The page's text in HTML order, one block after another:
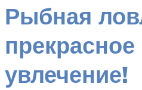
Рыбная
прекрасное
увлечение!